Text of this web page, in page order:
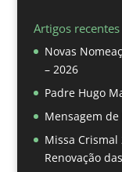
Artigos recentes
Novas
– 2026
Padre Hugo
Mensagem de
Missa Crismal
Renovação